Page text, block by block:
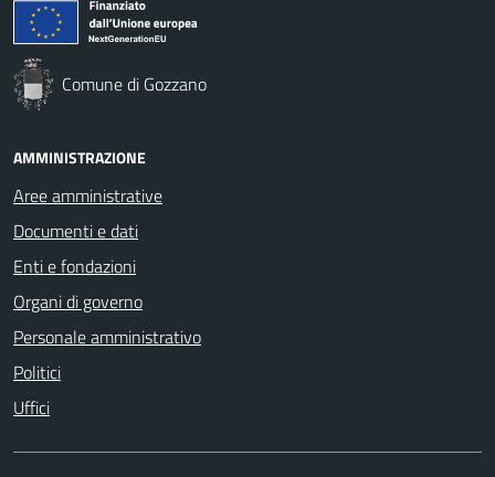
Comune di Gozzano
AMMINISTRAZIONE
Aree amministrative
Documenti e dati
Enti e fondazioni
Organi di governo
Personale amministrativo
Politici
Uffici